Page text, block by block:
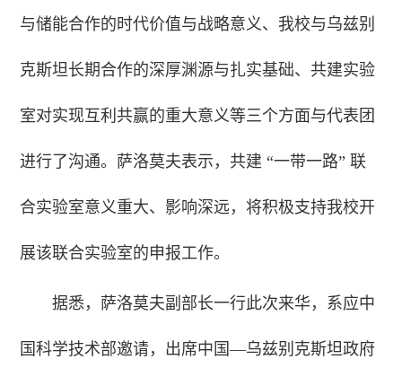
与储能合作的时代价值与战略意义、我校与乌兹别
克斯坦长期合作的深厚渊源与扎实基础、共建实验
室对实现互利共赢的重大意义等三个方面与代表团
进行了沟通。萨洛莫夫表示，共建 “一带一路” 联
合实验室意义重大、影响深远，将积极支持我校开
展该联合实验室的申报工作。
据悉，萨洛莫夫副部长一行此次来华，系应中
国科学技术部邀请，出席中国—乌兹别克斯坦政府